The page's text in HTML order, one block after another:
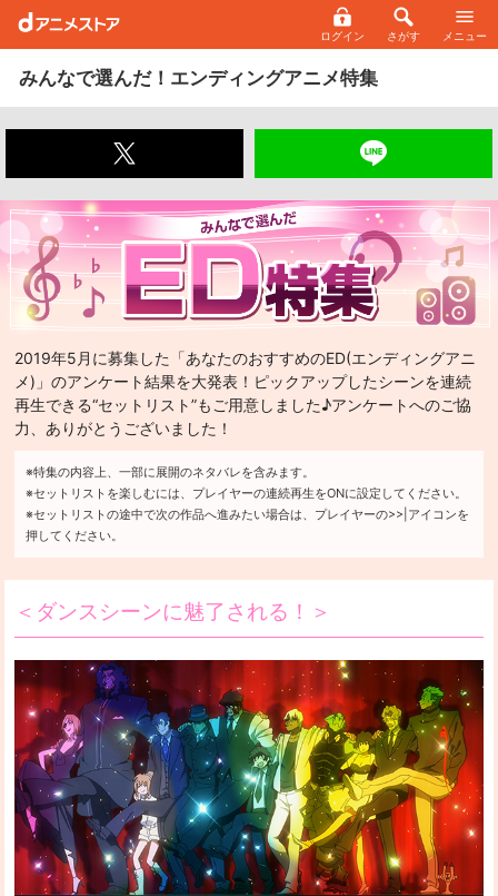
ログイン さがす メニュー
みんなで選んだ！エンディングアニメ特集
2019年5月に募集した「あなたのおすすめのED(エンディングアニ
メ)」のアンケート結果を大発表！ピックアップしたシーンを連続
再生できる“セットリスト”もご用意しました♪アンケートへのご協
力、ありがとうございました！
※特集の内容上、一部に展開のネタバレを含みます。
※セットリストを楽しむには、 プレイヤーの連続再生をONに設定してください。
※セットリストの途中で次の作品へ進みたい場合は、 プレイヤーの>>|アイコンを
押して ください。
＜ダンスシーンに魅了される！＞